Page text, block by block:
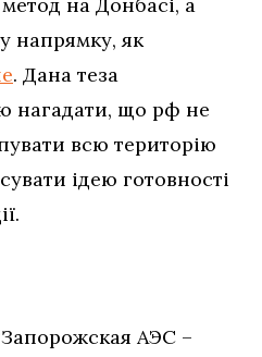
напрямку, як
. Дана теза
нагадати, що рф не
всю територію
ідею готовності
АЭС –